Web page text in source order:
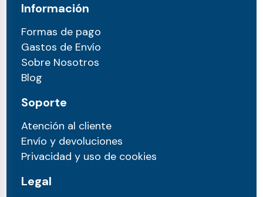
Información
Formas de pago
Gastos de Envío
Sobre Nosotros
Blog
Soporte
Atención al cliente
Envío y devoluciones
Privacidad y uso de cookies
Legal